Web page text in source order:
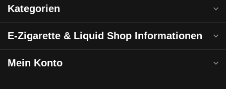
Kategorien
E-Zigarette & Liquid Shop Informationen
Mein Konto